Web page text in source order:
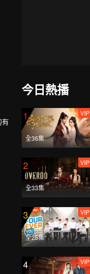
有
今日熱播
1
全36集
VIP
2
全33集
VIP
3
全25集
VIP
4 VIP